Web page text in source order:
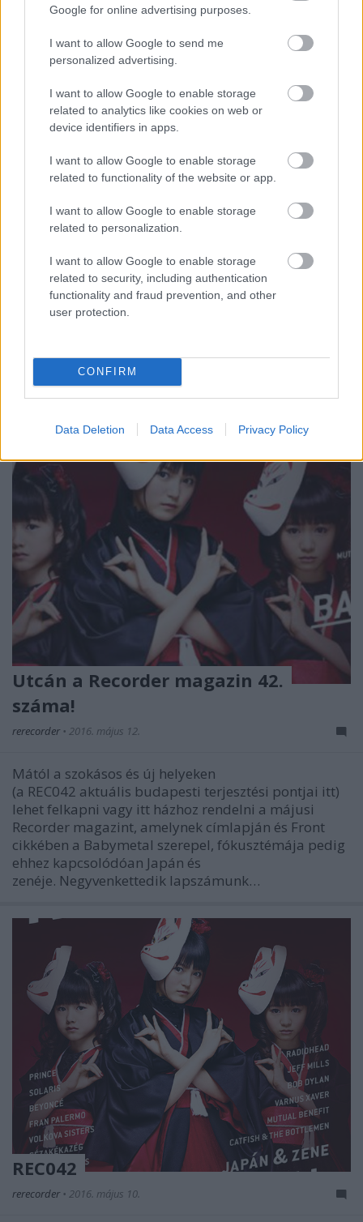
Google for online advertising purposes.
I want to allow Google to send me
personalized advertising.
I want to allow Google to enable storage
related to analytics like cookies on web or
device identifiers in apps.
I want to allow Google to enable storage
related to functionality of the website or app.
I want to allow Google to enable storage
related to personalization.
I want to allow Google to enable storage
related to security, including authentication
functionality and fraud prevention, and other
user protection.
CONFIRM
Data Deletion Data Access Privacy Policy
Igazából megdöbbentően jó – A
Babymetal-jelenség
A világ zenerajongói számára jelenleg valószínűleg
az egyik legmegfejthetetlenebb kérdés, hogy mégis
hogy a fenébe lett három cuki japán kislányból a
nevei mellett fellépő globális metalhíresség?
Természetesen a ma Bécsben fellépő, a 42. Recorder
magazin…
Utcán a Recorder magazin 42.
száma!
rerecorder • 2016. május 12.
Mától a szokásos és új helyeken
(a REC042 aktuális budapesti terjesztési pontjai itt)
lehet felkapni vagy itt házhoz rendelni a májusi
Recorder magazint, amelynek címlapján és Front
cikkében a Babymetal szerepel, fókusztémája pedig
ehhez kapcsolódóan Japán és
zenéje. Negyvenkettedik lapszámunk…
REC042
rerecorder • 2016. május 10.